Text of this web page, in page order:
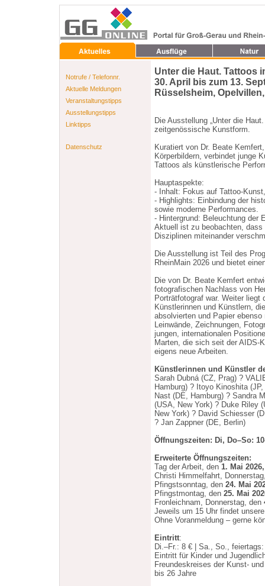
Notrufe / Telefonnr.
Aktuelle Meldungen
Veranstaltungstipps
Ausstellungstipps
Linktipps
Datenschutz
Unter die Haut. Tattoos
30. April bis zum 13.
Rüsselsheim,
Die Ausstellung „Unter die
zeitgenössische Kunstform.
Kuratiert von Dr. Beate
Körperbildern, verbindet junge
Tattoos als künstlerische
Hauptaspekte:
- Inhalt: Fokus auf Tattoo-
- Highlights: Einbindung der
sowie moderne Performances.
- Hintergrund: Beleuchtung der
Aktuell ist zu beobachten,
Disziplinen miteinander
Die Ausstellung ist Teil des
RheinMain 2026 und bietet
Die von Dr. Beate Kemfert
fotografischen Nachlass von
Porträtfotograf war. Weiter
Künstlerinnen und Künstlern,
absolvierten und Papier
Leinwände, Zeichnungen,
jungen, internationalen
Marten, die sich seit der AIDS-
eigens neue Arbeiten.
Künstlerinnen und Künstler
Sarah Dubná (CZ, Prag) ?
Hamburg) ? Itoyo Kinoshita
Nast (DE, Hamburg) ? Sandra
(USA, New York) ? Duke Riley
New York) ? David Schiesser
? Jan Zappner (DE, Berlin)
Öffnungszeiten: Di, Do–So:
Erweiterte Öffnungszeiten:
Tag der Arbeit, den 1. Mai 2026,
Christi Himmelfahrt,
Pfingstsonntag, den 24. Mai
Pfingstmontag, den 25. Mai
Fronleichnam, Donnerstag, den
Jeweils um 15 Uhr findet
Ohne Voranmeldung – gerne
Eintritt:
Di.–Fr.: 8 € | Sa., So.,
Eintritt für Kinder und
Freundeskreises der Kunst-
bis 26 Jahre